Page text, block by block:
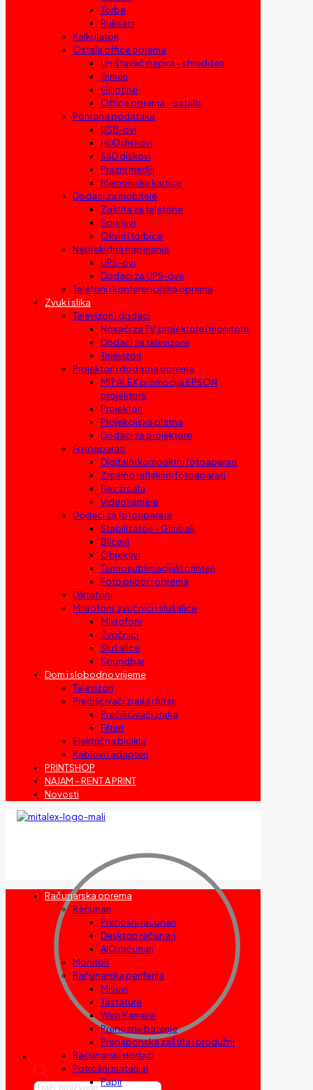
Torbe
Ruksaci
Kalkulatori
Ostala office oprema
Uništavač papira – shredderi
Trimeri
Giljotine
Office oprema – ostalo
Pohrana podataka
USB-ovi
HDD diskovi
SSD diskovi
Prazni mediji
Memorijske kartice
Dodaci za mobitele
Zaštita za telefone
Sprejevi
Okviri i torbice
Neprekidna napajanja
UPS-ovi
Dodaci za UPS-ove
Telefoni i konferencijska oprema
Zvuk i slika
Televizori i dodaci
Nosači za TV, projektore i monitore
Dodaci za televizore
Televizori
Projektori i dodatna oprema
MIT ALEX promocija EPSON
projektora
Projektori
Projekcijska platna
Dodaci za projektore
Fotoaparati
Digitalni kompaktni fotoaparati
Zrcalno refleksni fotoaparati
Bez zrcala
Videokamere
Dodaci za fotoaparate
Stabilizatori – Gimbali
Blicevi
Objektivi
Termosublimacijski printeri
Foto pribor i oprema
Diktafoni
Mikrofoni, zvučnici i slušalice
Mikrofoni
Zvučnici
Slušalice
Soundbar
Dom i slobodno vrijeme
Televizori
Prečišćivači zraka i filteri
Prečišćivači zraka
Filteri
Električna bicikla
Kablovi i adapteri
PRINTSHOP
NAJAM – RENT A PRINT
Novosti
Products
Računarska oprema
Računari
Prenosni računari
Desktop računari
AIO računari
Monitori
Računarska periferija
Miševi
Tastature
Web Kamere
Prenosne baterije
Prenaponska zaštita i produžni
Računarski dodaci
Potrošni materijal
Papir